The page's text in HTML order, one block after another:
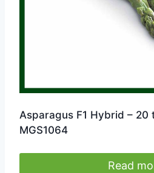
Asparagus F1 Hybrid – 20
MGS1064
Read